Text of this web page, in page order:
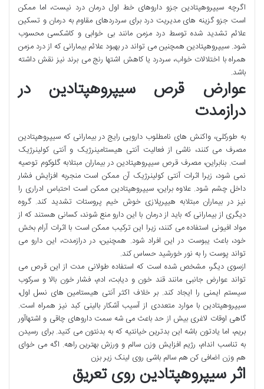
اگرچه سیپروهپتادین جزو داروهای خط اول درمان درد نیست، اما ممکن
است جزو گزینه های مدیریت درد برای سردردهای مقاوم به درمان و تسکین
علائم تشدید شده توسط درد مزمن مانند بی خوابی و کاشکسی محسوب
شود. سیپروهپتادین همچنین می تواند در بهبود علائم بیمارانی که از درد مزمن
همراه با اختلالات خواب، سردرد یا کاهش اشتها رنج می برند نیز نقش داشته
باشد.
عوارض قرص سیپروهپتادین در
درازمدت
به طورکلی، واکنش های نامطلوب دارویی رایج در بیمارانی که سیپروهپتادین
مصرف می کنند، ناشی از فعالیت آنتی هیستامینرژیک و آنتی کولینرژیک
است. بنابراین، مصرف قرص سیپروهپتادین در بیماران مبتلابه گلوکوم توصیه
نمی شود، زیرا اثرات آنتی کولینرژیک آن ممکن است منجربه افزایش فشار
داخل چشم شود. علاوه براین، سیپروهپتادین ممکن است احتباس ادراری را
نیز در بیماران مبتلابه هیپرپلازی خوش خیم پروستات تشدید کند. گروه
دیگری از بیمارانی که باید از درمان با این دارو منع شوند، کسانی هستند که از
مواد افیونی استفاده می کنند، زیرا این ترکیب ممکن است با اثرات آرام بخش
خود، باعث یبوست در این افراد شود. همچنین، در درازمدت، این دارو می
تواند پوست را به نور خورشید حساس کند.
ازسوی دیگر، مشخص شده است که استفاده طولانی مدت از این قرص می
تواند عوارض جانبی مانند قند خون و دیابت، ادم، فشار خون بالا و سرکوب
سیستم ایمنی را ایجاد کند. بر خلاف اکثر آنتی هیستامین های نسل اول،
سیپروهپتادین با موارد متعددی از آسیب آشکار بالینی کبد نیز همراه است.
گاهی اوقات لاغری بیش از حد باعث می شه سمت داروهای چاقی و اشتهاآور
بریم، اما یادتون باشه این بدترین خیانتیه که به بدنتون می کنید. برای رسیدن
به تناسب اندام، رژیم افزایش وزن سالم و ورزش بهترین راهه. اگه می خوای
هم وزن اضافی کن هم سالم باشی روی لینک زیر بزن
اثر سیپروهپتادین روی تعریق